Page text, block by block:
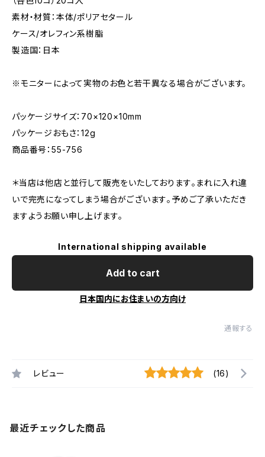
素材・材質：本体/ポリアセタール
ケース/オレフィン系樹脂
製造国：日本
※モニターによって実物のお色と若干異なる場合がございます。
パッケージサイズ：70×120×10mm
パッケージおもさ：12g
商品番号：55-756
＊当店は他店と並行して販売をいたしております｡まれに入れ違
いで完売になってしまう場合がございます｡予めご了承いただき
ますようお願い申し上げます｡
International shipping available
Add to cart
日本国内にお住まいの方向け
通報する
レビュー (16)
最近チェックした商品